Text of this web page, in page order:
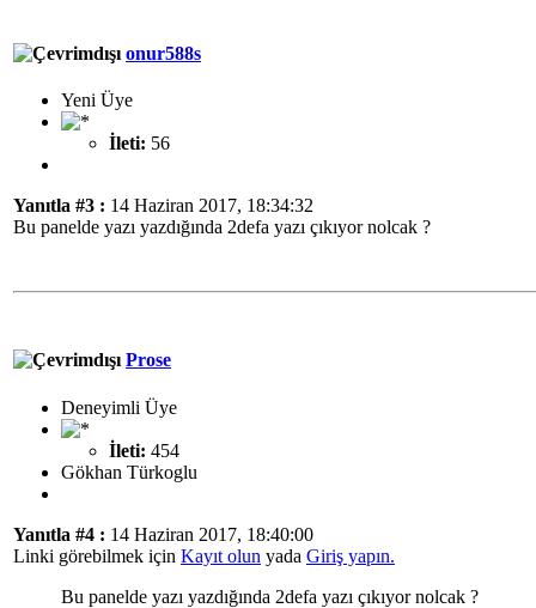
onur588s
Yeni Üye
İleti: 56
Yanıtla #3 : 14 Haziran 2017, 18:34:32
Bu panelde yazı yazdığında 2defa yazı çıkıyor nolcak ?
Prose
Deneyimli Üye
İleti: 454
Gökhan Türkoglu
Yanıtla #4 : 14 Haziran 2017, 18:40:00
Linki görebilmek için Kayıt olun yada Giriş yapın.
Bu panelde yazı yazdığında 2defa yazı çıkıyor nolcak ?